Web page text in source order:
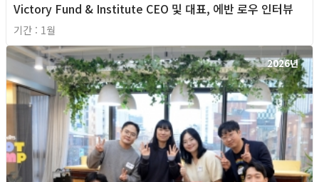
Victory Fund & Institute CEO 및 대표, 에반 로우 인터뷰
기간 : 1월
2026년